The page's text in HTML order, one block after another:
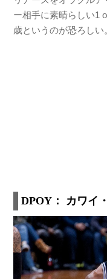
ー相手に素晴らしい1
歳というのが恐ろしい
DPOY： カワイ